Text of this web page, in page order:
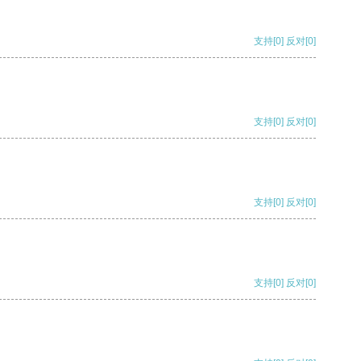
支持[0] 反对[0]
支持[0] 反对[0]
支持[0] 反对[0]
支持[0] 反对[0]